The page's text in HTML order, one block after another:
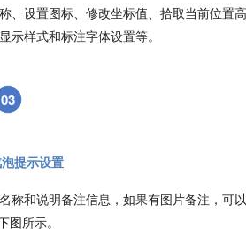
、设置图标、修改坐标值、拾取当前位置
示样式和标注字体设置等。
03
提示设置
称和说明备注信息，如果有图片备注，可
图所示。